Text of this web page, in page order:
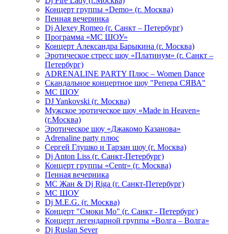
Концерт группы «Demo» (г. Москва)
Пенная вечеринка
Dj Alexey Romeo (г. Санкт – Петербург)
Программа «МС ШОУ»
Концерт Александра Барыкина (г. Москва)
Эротическое стресс шоу «Платинум» (г. Санкт –
Петербург)
ADRENALINE PARTY Плюс – Women Dance
Скандальное концертное шоу "Репера СЯВА"
МС ШОУ
DJ Yankovski (г. Москва)
Мужское эротическое шоу «Made in Heaven»
(г.Москва)
Эротическое шоу «Джакомо Казанова»
Adrenaline party плюс
Сергей Глушко и Тарзан шоу (г. Москва)
Dj Anton Liss (г. Санкт-Петербург)
Концерт группы «Centr» (г. Москва)
Пенная вечерника
МС Жан & Dj Riga (г. Санкт-Петербург)
МС ШОУ
Dj M.E.G. (г. Москва)
Концерт "Смоки Мо" (г. Санкт - Петербург)
Концерт легендарной группы «Волга – Волга»
Dj Ruslan Sever